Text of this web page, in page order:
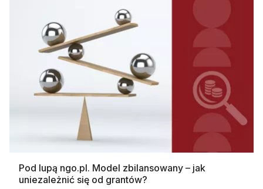
Pod lupą ngo.pl. Model zbilansowany – jak
uniezależnić się od grantów?